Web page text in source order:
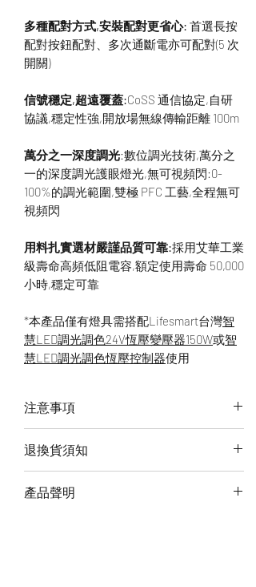
多種配對方式,安裝配對更省心: 首選長按
配對按鈕配對、多次通斷電亦可配對(5 次
開關)
信號穩定,超遠覆蓋:CoSS 通信協定,自研
協議,穩定性強,開放場無線傳輸距離 100m
萬分之一深度調光:數位調光技術,萬分之
一的深度調光護眼燈光,無可視頻閃:0-
100%的調光範圍,雙極 PFC 工藝,全程無可
視頻閃
用料扎實選材嚴謹品質可靠:採用艾華工業
級壽命高頻低阻電容,額定使用壽命 50,000
小時,穩定可靠
*本產品僅有燈具需搭配Lifesmart台灣智
慧LED調光調色24V恆壓變壓器150W或智
慧LED調光調色恆壓控制器使用
注意事項
定服務費
若需了解更多請預約線上諮詢或現場產
品體驗
退換貨須知
須是全新的狀態且完整包裝（含商品本
產品聲明